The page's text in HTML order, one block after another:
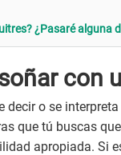
¿Pasaré alguna
con
decir o se
que tú buscas
apropiada. Si